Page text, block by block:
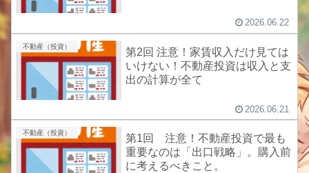
2026.06.22
不動産（投資）
第2回 注意！家賃収入だけ見ては
いけない！不動産投資は収入と支
出の計算が全て
2026.06.21
不動産（投資）
第1回 注意！不動産投資で最も
重要なのは「出口戦略」。購入前
に考えるべきこと。